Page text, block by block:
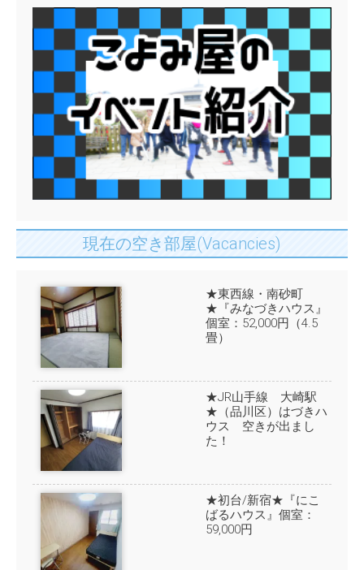
現在の空き部屋(Vacancies)
★東西線・南砂町
★『みなづきハウス』
個室：52,000円（4.5
畳）
★JR山手線 大崎駅
★（品川区）はづきハ
ウス 空きが出まし
た！
★初台/新宿★『にこ
ばるハウス』個室：
59,000円